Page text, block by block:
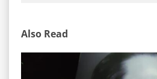
Also Read